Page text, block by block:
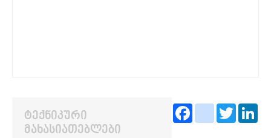
FacebookinstagramTwitter
ᲢᲔᲥᲜᲘᲙᲣᲠᲘ
ᲛᲐᲮᲐᲡᲘᲐᲗᲔᲑᲚᲔᲑᲘ